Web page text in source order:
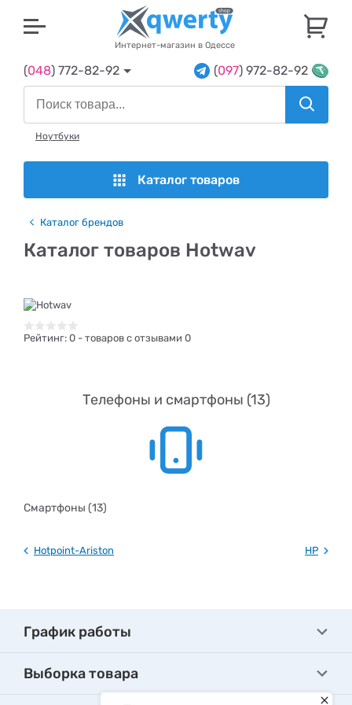
Интернет-магазин в Одессе
(048) 772-82-92 (097) 972-82-92
Ноутбуки
Каталог товаров
Каталог брендов
Каталог товаров Hotwav
Рейтинг: 0 - товаров с отзывами 0
Телефоны и смартфоны (13)
Смартфоны (13)
Hotpoint-Ariston HP
График работы
Выборка товара